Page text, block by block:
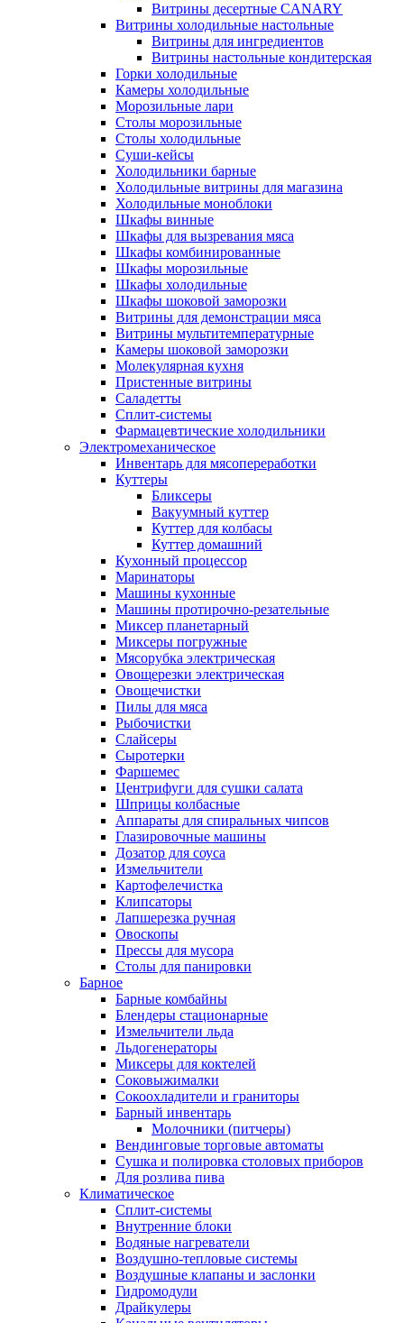
Витрины десертные CANARY
Витрины холодильные настольные
Витрины для ингредиентов
Витрины настольные кондитерская
Горки холодильные
Камеры холодильные
Морозильные лари
Столы морозильные
Столы холодильные
Суши-кейсы
Холодильники барные
Холодильные витрины для магазина
Холодильные моноблоки
Шкафы винные
Шкафы для вызревания мяса
Шкафы комбинированные
Шкафы морозильные
Шкафы холодильные
Шкафы шоковой заморозки
Витрины для демонстрации мяса
Витрины мультитемпературные
Камеры шоковой заморозки
Молекулярная кухня
Пристенные витрины
Саладетты
Сплит-системы
Фармацевтические холодильники
Электромеханическое
Инвентарь для мясопереработки
Куттеры
Бликсеры
Вакуумный куттер
Куттер для колбасы
Куттер домашний
Кухонный процессор
Маринаторы
Машины кухонные
Машины протирочно-резательные
Миксер планетарный
Миксеры погружные
Мясорубка электрическая
Овощерезки электрическая
Овощечистки
Пилы для мяса
Рыбочистки
Слайсеры
Сыротерки
Фаршемес
Центрифуги для сушки салата
Шприцы колбасные
Аппараты для спиральных чипсов
Глазировочные машины
Дозатор для соуса
Измельчители
Картофелечистка
Клипсаторы
Лапшерезка ручная
Овоскопы
Прессы для мусора
Столы для панировки
Барное
Барные комбайны
Блендеры стационарные
Измельчители льда
Льдогенераторы
Миксеры для коктелей
Соковыжималки
Сокоохладители и граниторы
Барный инвентарь
Молочники (питчеры)
Вендинговые торговые автоматы
Сушка и полировка столовых приборов
Для розлива пива
Климатическое
Сплит-системы
Внутренние блоки
Водяные нагреватели
Воздушно-тепловые системы
Воздушные клапаны и заслонки
Гидромодули
Драйкулеры